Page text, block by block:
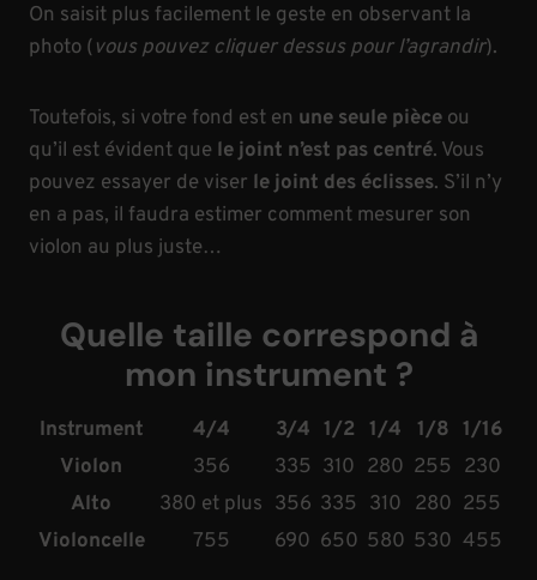
On saisit plus facilement le geste en observant la
photo (vous pouvez cliquer dessus pour l’agrandir).
Toutefois, si votre fond est en une seule pièce ou
qu’il est évident que le joint n’est pas centré. Vous
pouvez essayer de viser le joint des éclisses. S’il n’y
en a pas, il faudra estimer comment mesurer son
violon au plus juste…
Quelle taille correspond à
mon instrument ?
Instrument 4/4 3/4 1/2 1/4 1/8 1/16
Violon
356 335 310 280 255 230
Alto
380 et plus 356 335 310 280 255
Violoncelle
755 690 650 580 530 455